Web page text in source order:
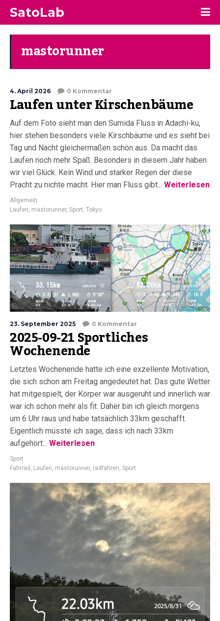
SatoLab
mastorunner
4. April 2026 0 Kommentar
Laufen unter Kirschenbäume
Auf dem Foto sieht man den Sumida Fluss in Adachi-ku,
hier stehen besonders viele Kirschbäume und es sieht bei
Tag und Nacht gleichermaßen schön aus. Da macht das
Laufen noch mehr Spaß. Besonders in diesem Jahr haben
wir viel Glück. Kein Wind und starker Regen der diese
Pracht zu nichte macht. Hier man Fluss gibt... Weiterlesen
Allgemein
Laufen, mastorunner, Sport, Tokyo
23. September 2025 0 Kommentar
2025-09-21 Sportliches
Wochenende
Letztes Wochenende hatte ich eine exzellente Motivation,
die sich schon am Freitag angedeutet hat. Das gute Wetter
hat mitgespielt, der Körper war ausgeruht und innerlich war
war ich schon mehr als fit. Daher bin ich gleich morgens
um 6 Uhr raus und habe tatsächlich 33km geschafft.
Eigentlich müsste ich sage, dass ich nach 33km
aufgehört... Weiterlesen
Sport
Fahrrad , Laufen, mastorunner, radfahren, Sport